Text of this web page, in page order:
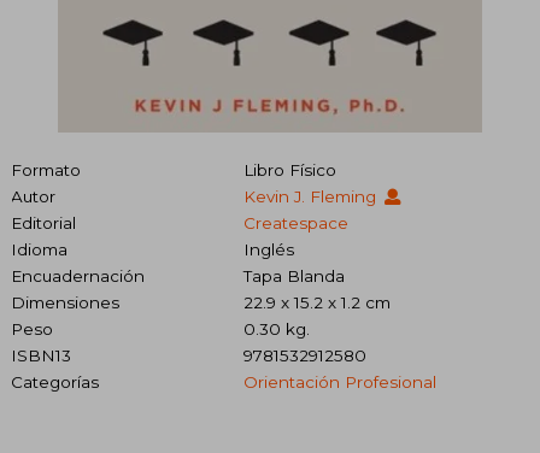
Formato
Libro Físico
Autor
Kevin J. Fleming
Editorial
Createspace
Idioma
Inglés
Encuadernación
Tapa Blanda
Dimensiones
22.9 x 15.2 x 1.2 cm
Peso
0.30 kg.
ISBN13
9781532912580
Categorías
Orientación Profesional